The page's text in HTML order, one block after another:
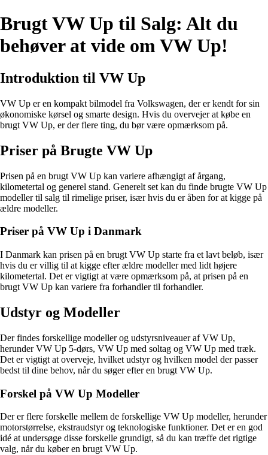
Brugt VW Up til Salg: Alt du
behøver at vide om VW Up!
Introduktion til VW Up
VW Up er en kompakt bilmodel fra Volkswagen, der er kendt for sin
økonomiske kørsel og smarte design. Hvis du overvejer at købe en
brugt VW Up, er der flere ting, du bør være opmærksom på.
Priser på Brugte VW Up
Prisen på en brugt VW Up kan variere afhængigt af årgang,
kilometertal og generel stand. Generelt set kan du finde brugte VW Up
modeller til salg til rimelige priser, især hvis du er åben for at kigge på
ældre modeller.
Priser på VW Up i Danmark
I Danmark kan prisen på en brugt VW Up starte fra et lavt beløb, især
hvis du er villig til at kigge efter ældre modeller med lidt højere
kilometertal. Det er vigtigt at være opmærksom på, at prisen på en
brugt VW Up kan variere fra forhandler til forhandler.
Udstyr og Modeller
Der findes forskellige modeller og udstyrsniveauer af VW Up,
herunder VW Up 5-dørs, VW Up med soltag og VW Up med træk.
Det er vigtigt at overveje, hvilket udstyr og hvilken model der passer
bedst til dine behov, når du søger efter en brugt VW Up.
Forskel på VW Up Modeller
Der er flere forskelle mellem de forskellige VW Up modeller, herunder
motorstørrelse, ekstraudstyr og teknologiske funktioner. Det er en god
idé at undersøge disse forskelle grundigt, så du kan træffe det rigtige
valg, når du køber en brugt VW Up.